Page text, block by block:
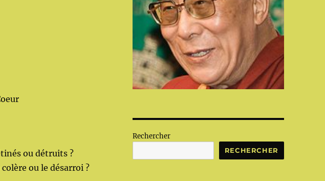
ou détruits ?
ou le désarroi ?
Rechercher
RECHERCHER